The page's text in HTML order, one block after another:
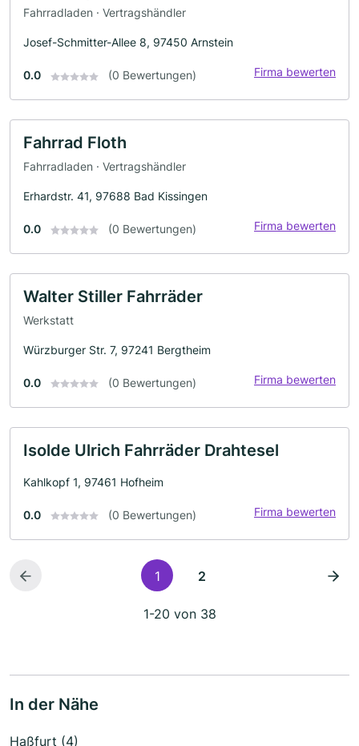
Fahrradladen · Vertragshändler
Josef-Schmitter-Allee 8, 97450 Arnstein
0.0 (0 Bewertungen) Firma bewerten
Fahrrad Floth
Fahrradladen · Vertragshändler
Erhardstr. 41, 97688 Bad Kissingen
0.0 (0 Bewertungen) Firma bewerten
Walter Stiller Fahrräder
Werkstatt
Würzburger Str. 7, 97241 Bergtheim
0.0 (0 Bewertungen) Firma bewerten
Isolde Ulrich Fahrräder Drahtesel
Kahlkopf 1, 97461 Hofheim
0.0 (0 Bewertungen) Firma bewerten
1 2
1-20 von 38
In der Nähe
Haßfurt (4)